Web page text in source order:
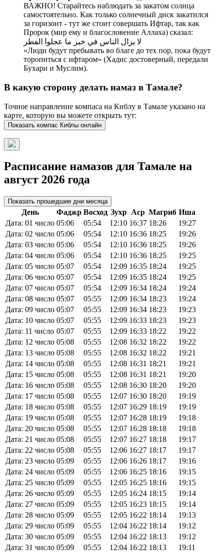
ВАЖНО! Старайтесь наблюдать за закатом солнца
самостоятельно. Как только солнечный диск закатился
за горизонт - тут же стоит совершать Ифтар, так как
Пророк (мир ему и благословение Аллаха) сказал:
لا يزال الناس في خير ما عجلوا الفطر
«Люди будут пребывать во благе до тех пор, пока будут
торопиться с ифтаром» (Хадис достоверный, передали
Бухари и Муслим).
В какую сторону делать намаз в Тамале?
Точное направление компаса на Киблу в Тамале указано на
карте, которую вы можете открыть тут:
Показать компас Киблы онлайн
Расписание намазов для Тамале на
август 2026 года
Показать прошедшие дни месяца
День Фаджр Восход Зухр Аср Магриб Иша
Дата: 01 число 05:06 05:54 12:10 16:37 18:26
19:27
Дата: 02 число 05:06 05:54 12:10 16:36 18:25
19:26
Дата: 03 число 05:06 05:54 12:10 16:36 18:25
19:26
Дата: 04 число 05:06 05:54 12:10 16:36 18:25
19:25
Дата: 05 число 05:07 05:54 12:09 16:35 18:24
19:25
Дата: 06 число 05:07 05:54 12:09 16:35 18:24
19:25
Дата: 07 число 05:07 05:54 12:09 16:34 18:24
19:24
Дата: 08 число 05:07 05:55 12:09 16:34 18:23
19:24
Дата: 09 число 05:07 05:55 12:09 16:34 18:23
19:23
Дата: 10 число 05:07 05:55 12:09 16:33 18:23
19:23
Дата: 11 число 05:07 05:55 12:09 16:33 18:22
19:22
Дата: 12 число 05:08 05:55 12:08 16:32 18:22
19:22
Дата: 13 число 05:08 05:55 12:08 16:32 18:22
19:21
Дата: 14 число 05:08 05:55 12:08 16:31 18:21
19:21
Дата: 15 число 05:08 05:55 12:08 16:31 18:21
19:20
Дата: 16 число 05:08 05:55 12:08 16:30 18:20
19:20
Дата: 17 число 05:08 05:55 12:07 16:30 18:20
19:19
Дата: 18 число 05:08 05:55 12:07 16:29 18:19
19:19
Дата: 19 число 05:08 05:55 12:07 16:28 18:19
19:18
Дата: 20 число 05:08 05:55 12:07 16:28 18:18
19:18
Дата: 21 число 05:08 05:55 12:07 16:27 18:18
19:17
Дата: 22 число 05:08 05:55 12:06 16:27 18:17
19:17
Дата: 23 число 05:09 05:55 12:06 16:26 18:17
19:16
Дата: 24 число 05:09 05:55 12:06 16:25 18:16
19:15
Дата: 25 число 05:09 05:55 12:05 16:25 18:16
19:15
Дата: 26 число 05:09 05:55 12:05 16:24 18:15
19:14
Дата: 27 число 05:09 05:55 12:05 16:23 18:15
19:14
Дата: 28 число 05:09 05:55 12:05 16:22 18:14
19:13
Дата: 29 число 05:09 05:55 12:04 16:22 18:14
19:12
Дата: 30 число 05:09 05:55 12:04 16:22 18:13
19:12
Дата: 31 число 05:09 05:55 12:04 16:22 18:13
19:11